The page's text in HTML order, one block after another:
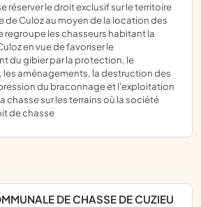
de Culoz au moyen de la location des
regroupe les chasseurs habitant la
en vue de favoriser le
du gibier par la protection, le
aménagements, la destruction des
du braconnage et l'exploitation
chasse sur les terrains où la société
de chasse
DE CHASSE DE CUZIEU